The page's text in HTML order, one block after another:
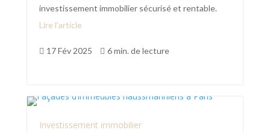
investissement immobilier sécurisé et rentable.
Lire l'article
 17 Fév 2025  6 min. de lecture
Investissement immobilier